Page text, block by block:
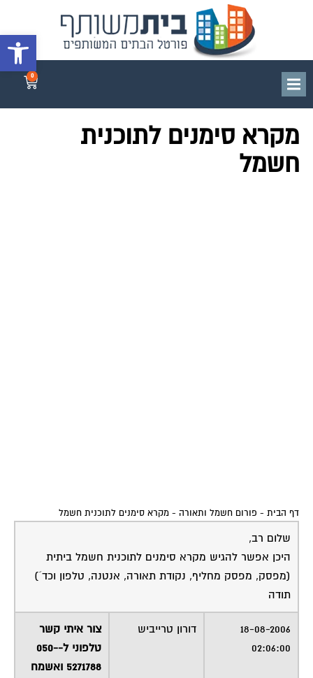
פתח
0
מקרא סימנים לתוכנית
חשמל
דף הבית - פורום חשמל ותאורה - מקרא סימנים לתוכנית חשמל
שלום רב,
היכן אפשר להגיש מקרא סימנים לתוכנית חשמל ביתית
(מפסק, מפסק מחליף, נקודת תאורה, אנטנה, טלפון וכד´)
תודה
18-08-2006
02:06:00
דורון טרייביש
צור איתי קשר
טלפוני ל-050-
5271788 ואשמח